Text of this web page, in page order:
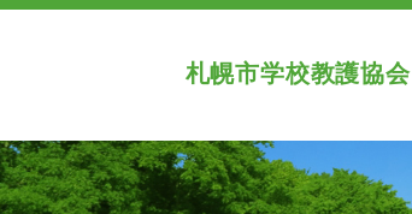
札幌市学校教護協会